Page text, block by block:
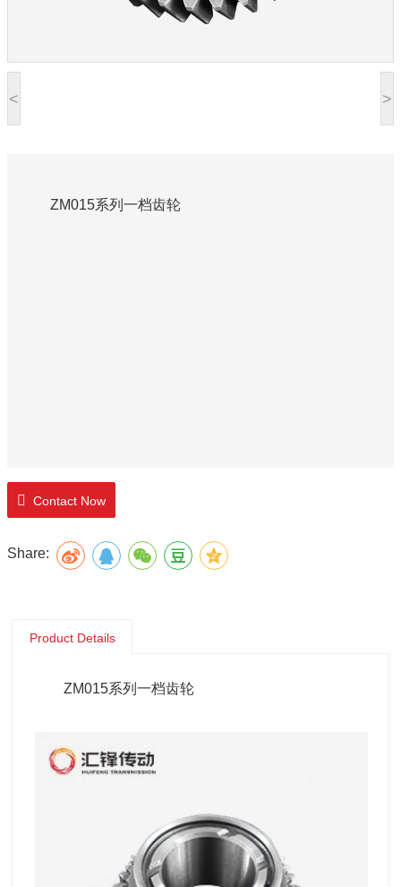
< >
ZM015系列一档齿轮
Contact Now
Share:
Product Details
ZM015系列一档齿轮